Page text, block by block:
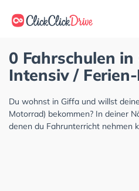
0 Fahrschulen
Intensiv /
Du wohnst in Giffa und willst
Motorrad) bekommen? In deiner
denen du Fahrunterricht nehmen